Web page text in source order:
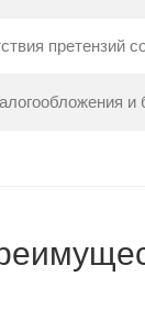
претензий
и